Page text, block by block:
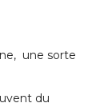
une sorte
du